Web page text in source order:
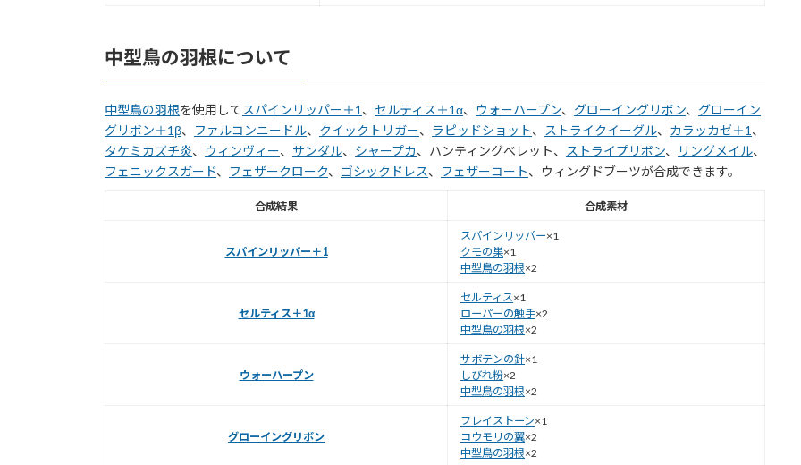
中型鳥の羽根について
中型鳥の羽根を使用して スパインリッパー＋1 、 セルティス＋1α、 ウォーハープン、 グローイングリボン、 グローイン
グリボン＋1β、 ファルコンニードル、 クイックトリガー、 ラピッドショット、 ストライクイーグル、 カラッカゼ＋1 、
タケミカズチ炎、 ウィンヴィー、 サンダル、 シャープカ、ハンティングべレット、 ストライプリボン、 リングメイル、
フェニックスガード、 フェザークローク、 ゴシックドレス、 フェザーコート、ウィングドブーツが合成できます。
合成結果 合成素材
スパインリッパー＋1
スパインリッパー×1
クモの巣×1
中型鳥の羽根×2
セルティス＋1α
セルティス×1
ローパーの触手×2
中型鳥の羽根×2
ウォーハープン
サボテンの針×1
しびれ粉×2
中型鳥の羽根×2
グローイングリボン
フレイストーン×1
コウモリの翼×2
中型鳥の羽根×2